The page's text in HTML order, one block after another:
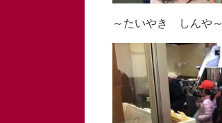
～たいやき しんや～